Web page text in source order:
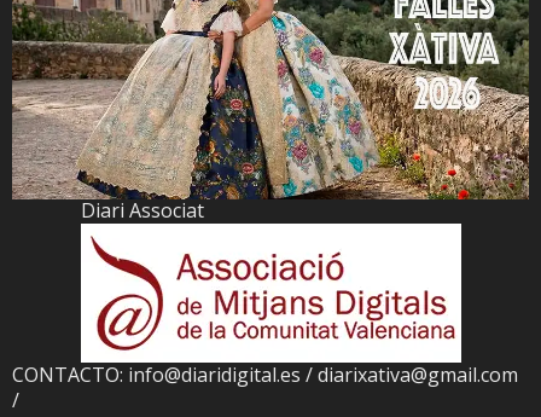
Diari Associat
CONTACTO: info@diaridigital.es / diarixativa@gmail.com
/